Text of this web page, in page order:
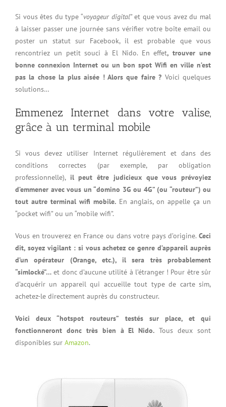
Si vous êtes du type “voyageur digital” et que vous avez du mal
à laisser passer une journée sans vérifier votre boîte email ou
poster un statut sur Facebook, il est probable que vous
rencontriez un petit souci à El Nido. En effet, trouver une
bonne connexion Internet ou un bon spot Wifi en ville n’est
pas la chose la plus aisée ! Alors que faire ? Voici quelques
solutions…
Emmenez Internet dans votre valise,
grâce à un terminal mobile
Si vous devez utiliser Internet régulièrement et dans des
conditions correctes (par exemple, par obligation
professionnelle), il peut être judicieux que vous prévoyiez
d’emmener avec vous un “domino 3G ou 4G” (ou “routeur”) ou
tout autre terminal wifi mobile. En anglais, on appelle ça un
“pocket wifi” ou un “mobile wifi”.
Vous en trouverez en France ou dans votre pays d’origine. Ceci
dit, soyez vigilant : si vous achetez ce genre d’appareil auprès
d’un opérateur (Orange, etc.), il sera très probablement
“simlocké”… et donc d’aucune utilité à l’étranger ! Pour être sûr
d’acquérir un appareil qui accueille tout type de carte sim,
achetez-le directement auprès du constructeur.
Voici deux “hotspot routeurs” testés sur place, et qui
fonctionneront donc très bien à El Nido. Tous deux sont
disponibles sur Amazon.